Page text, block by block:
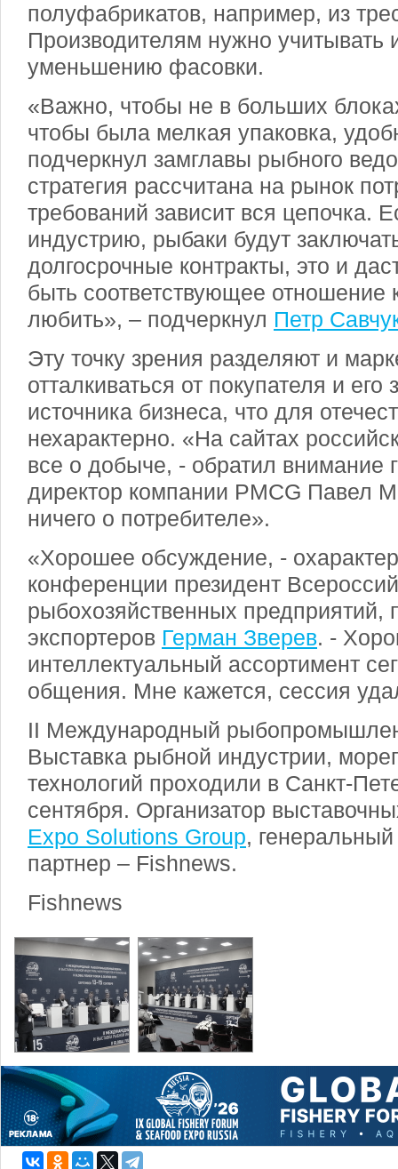
полуфабрикатов, например, из
Производителям нужно учитывать
уменьшению фасовки.
«Важно, чтобы не в больших
чтобы была мелкая упаковка,
подчеркнул замглавы рыбного
стратегия рассчитана на рынок
требований зависит вся цепочка.
индустрию, рыбаки будут
долгосрочные контракты, это и
быть соответствующее
любить», – подчеркнул Петр
Эту точку зрения разделяют и
отталкиваться от покупателя и его
источника бизнеса, что для
нехарактерно. «На сайтах
все о добыче, - обратил внимание
директор компании PMCG Павел
ничего о потребителе».
«Хорошее обсуждение, -
конференции президент
рыбохозяйственных предприятий,
экспортеров Герман Зверев. -
интеллектуальный ассортимент
общения. Мне кажется, сессия
II Международный
Выставка рыбной индустрии,
технологий проходили в Санкт-
сентября. Организатор
Expo Solutions Group,
партнер – Fishnews.
Fishnews